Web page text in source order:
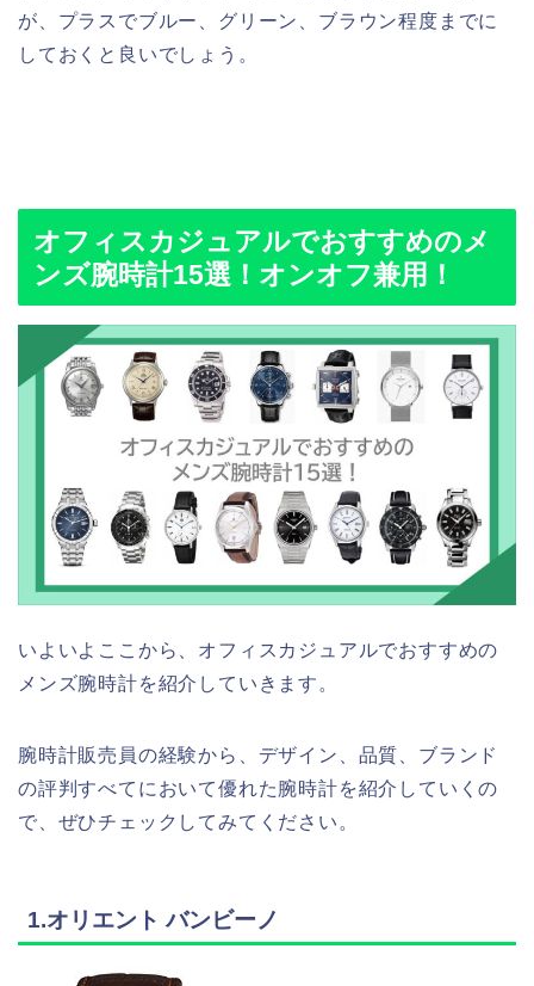
が、プラスでブルー、グリーン、ブラウン程度までに
しておくと良いでしょう。
オフィスカジュアルでおすすめのメ
ンズ腕時計15選！オンオフ兼用！
いよいよここから、オフィスカジュアルでおすすめの
メンズ腕時計を紹介していきます。
腕時計販売員の経験から、デザイン、品質、ブランド
の評判すべてにおいて優れた腕時計を紹介していくの
で、ぜひチェックしてみてください。
1.オリエント バンビーノ